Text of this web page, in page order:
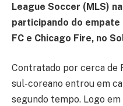
League Soccer (MLS)
participando do
FC e Chicago Fire, no
Contratado por cerca de
sul-coreano entrou em
segundo tempo. Logo